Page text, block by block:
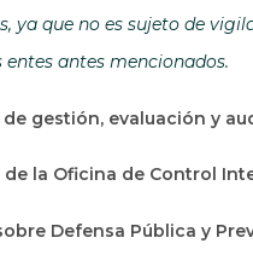
ya que no es sujeto de
antes mencionados.
gestión, evaluación y
la Oficina de Control
Defensa Pública y